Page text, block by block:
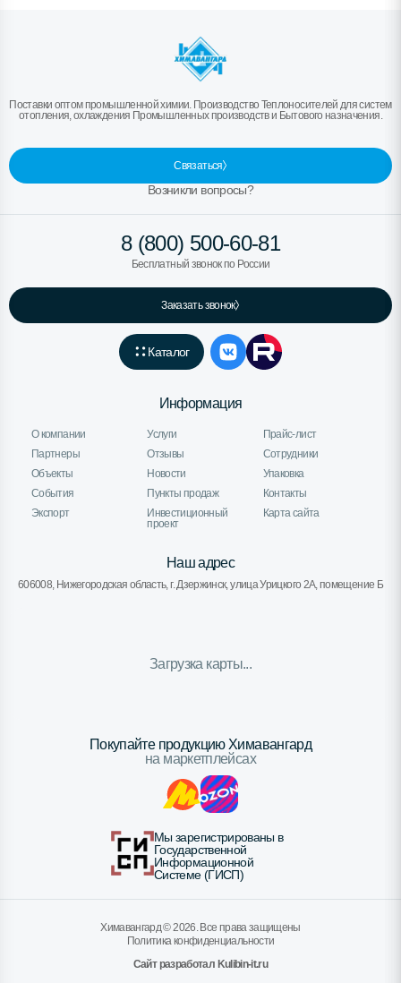
Поставки оптом промышленной химии. Производство Теплоносителей для систем
отопления, охлаждения Промышленных производств и Бытового назначения.
Связаться
Возникли вопросы?
8 (800) 500-60-81
Бесплатный звонок по России
Заказать звонок
Каталог
Информация
О компании Услуги
Прайс-лист
Партнеры
Отзывы
Сотрудники
Объекты
Новости
Упаковка
События
Пункты продаж
Контакты
Экспорт
Инвестиционный
проект
Карта сайта
Наш адрес
606008, Нижегородская область, г. Дзержинск, улица Урицкого 2А, помещение Б
Загрузка карты...
Покупайте продукцию Химавангард
на маркетплейсах
Мы зарегистрированы в
Государственной
Информационной
Системе (ГИСП)
Химавангард ©2026. Все права защищены
Политика конфиденциальности
Сайт разработал Kulibin-it.ru